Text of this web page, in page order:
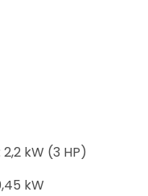
kW (3 HP)
kW